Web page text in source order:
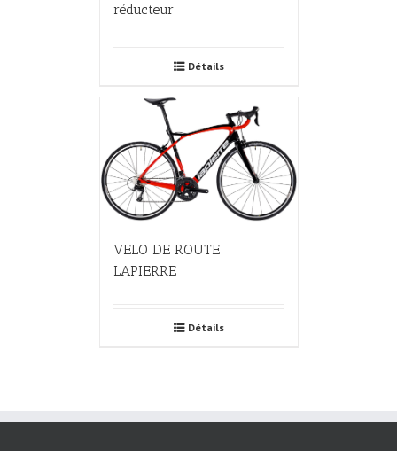
réducteur
Détails
VELO DE ROUTE
LAPIERRE
Détails